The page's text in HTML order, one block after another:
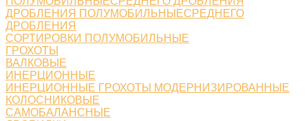
ДРОБЛЕНИЯ ПОЛУМОБИЛЬНЫЕСРЕДНЕГО
ДРОБЛЕНИЯ
СОРТИРОВКИ ПОЛУМОБИЛЬНЫЕ
ГРОХОТЫ
ВАЛКОВЫЕ
ИНЕРЦИОННЫЕ
ИНЕРЦИОННЫЕ ГРОХОТЫ МОДЕРНИЗИРОВАННЫЕ
КОЛОСНИКОВЫЕ
САМОБАЛАНСНЫЕ